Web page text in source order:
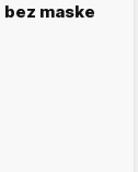
bez maske